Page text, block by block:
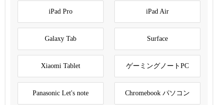
iPad Pro iPad Air
Galaxy Tab Surface
Xiaomi Tablet ゲーミングノートPC
Panasonic Let's note Chromebook パソコン